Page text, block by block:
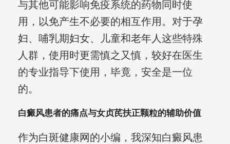
与其他可能影响免疫系统的药物同时使
用，以免产生不必要的相互作用。对于孕
妇、哺乳期妇女、儿童和老年人这些特殊
人群，使用时更需慎之又慎，较好在医生
的专业指导下使用，毕竟，安全是一位
的。
白癜风患者的痛点与女贞芪扶正颗粒的辅助价值
作为白斑健康网的小编，我深知白癜风患